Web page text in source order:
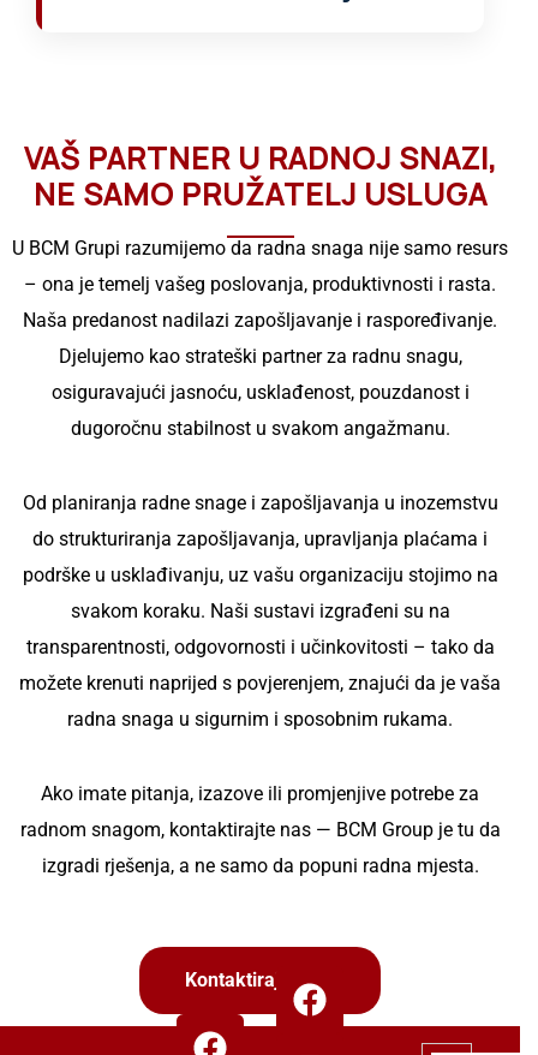
zaposlenika za specijalizirane pozicije
(poput CNC operatera). Međutim, za
općenite poslove fizičke radne snage,
grupa od najmanje 5-10 zaposlenika je
VAŠ PARTNER U RADNOJ SNAZI,
NE SAMO PRUŽATELJ USLUGA
U BCM Grupi razumijemo da radna snaga nije samo resurs
– ona je temelj vašeg poslovanja, produktivnosti i rasta.
Naša predanost nadilazi zapošljavanje i raspoređivanje.
Djelujemo kao strateški partner za radnu snagu,
osiguravajući jasnoću, usklađenost, pouzdanost i
dugoročnu stabilnost u svakom angažmanu.
Od planiranja radne snage i zapošljavanja u inozemstvu
do strukturiranja zapošljavanja, upravljanja plaćama i
podrške u usklađivanju, uz vašu organizaciju stojimo na
svakom koraku. Naši sustavi izgrađeni su na
transparentnosti, odgovornosti i učinkovitosti – tako da
možete krenuti naprijed s povjerenjem, znajući da je vaša
radna snaga u sigurnim i sposobnim rukama.
Ako imate pitanja, izazove ili promjenjive potrebe za
radnom snagom, kontaktirajte nas — BCM Group je tu da
izgradi rješenja, a ne samo da popuni radna mjesta.
Kontaktirajte Nas